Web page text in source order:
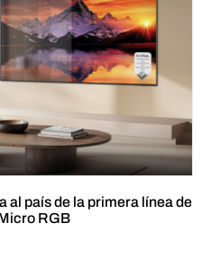
al país de la primera línea de
RGB